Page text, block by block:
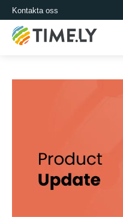
Kontakta oss
Timely